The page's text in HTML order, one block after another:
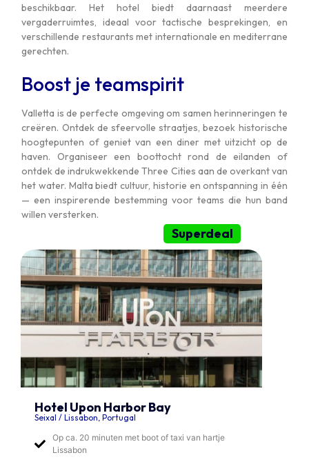
beschikbaar. Het hotel biedt daarnaast meerdere
vergaderruimtes, ideaal voor tactische besprekingen, en
verschillende restaurants met internationale en mediterrane
gerechten.
Boost je teamspirit
Valletta is de perfecte omgeving om samen herinneringen te
creëren. Ontdek de sfeervolle straatjes, bezoek historische
hoogtepunten of geniet van een diner met uitzicht op de
haven. Organiseer een boottocht rond de eilanden of
ontdek de indrukwekkende Three Cities aan de overkant van
het water. Malta biedt cultuur, historie en ontspanning in één
— een inspirerende bestemming voor teams die hun band
willen versterken.
Hotel Upon Harbor Bay
Seixal / Lissabon, Portugal
Superdeal
Op ca. 20 minuten met boot of taxi van hartje
Lissabon